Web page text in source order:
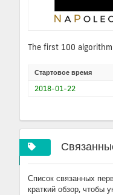
The first 100
Стартовое время
2018-01-22
Список связанных
краткий обзор, чтобы